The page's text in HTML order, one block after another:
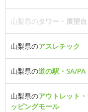
山梨県のタワー・展望台
山梨県のアスレチック
山梨県の道の駅・SA/PA
山梨県のアウトレット
ッピングモール